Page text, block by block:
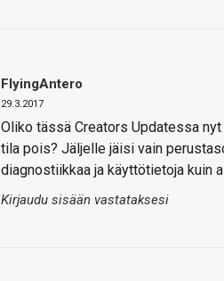
FlyingAntero
29.3.2017
Oliko tässä Creators Updatessa
tila pois? Jäljelle jäisi vain
diagnostiikkaa ja käyttötietoja kuin
Kirjaudu sisään vastataksesi